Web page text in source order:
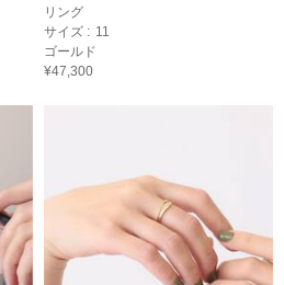
リング
サイズ : 11
ゴールド
¥47,300